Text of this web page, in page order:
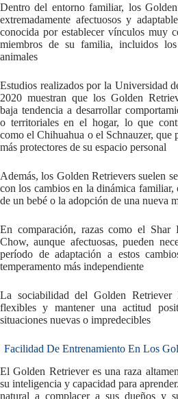
Dentro del entorno familiar, los
extremadamente afectuosos y
conocida por establecer vínculos muy
miembros de su familia, incluidos
animales
Estudios realizados por la Universidad
2020 muestran que los Golden
baja tendencia a desarrollar
o territoriales en el hogar, lo que
como el Chihuahua o el Schnauzer, que
más protectores de su espacio personal
Además, los Golden Retrievers suelen
con los cambios en la dinámica familiar,
de un bebé o la adopción de una nueva
En comparación, razas como el
Chow, aunque afectuosas, pueden
período de adaptación a estos
temperamento más independiente
La sociabilidad del Golden Retriever
flexibles y mantener una actitud
situaciones nuevas o impredecibles
Facilidad De Entrenamiento En Los
El Golden Retriever es una raza
su inteligencia y capacidad para
natural a complacer a sus dueños y